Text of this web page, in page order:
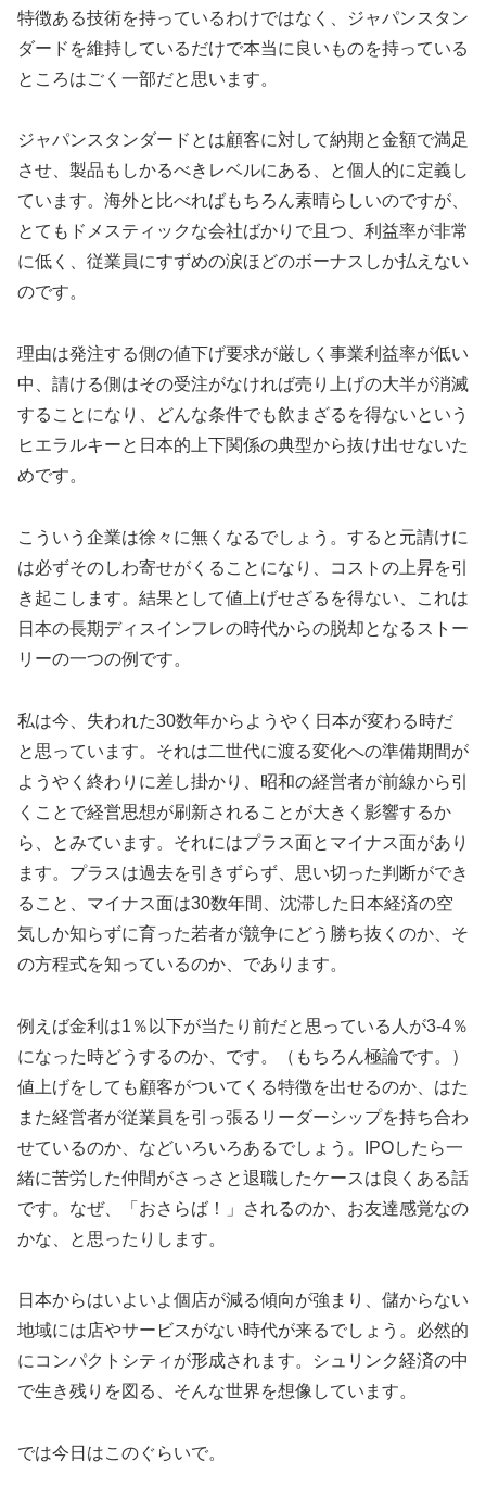
特徴ある技術を持っているわけではなく、ジャパンスタン
ダードを維持しているだけで本当に良いものを持っている
ところはごく一部だと思います。
ジャパンスタンダードとは顧客に対して納期と金額で満足
させ、製品もしかるべきレベルにある、と個人的に定義し
ています。海外と比べればもちろん素晴らしいのですが、
とてもドメスティックな会社ばかりで且つ、利益率が非常
に低く、従業員にすずめの涙ほどのボーナスしか払えない
のです。
理由は発注する側の値下げ要求が厳しく事業利益率が低い
中、請ける側はその受注がなければ売り上げの大半が消滅
することになり、どんな条件でも飲まざるを得ないという
ヒエラルキーと日本的上下関係の典型から抜け出せないた
めです。
こういう企業は徐々に無くなるでしょう。すると元請けに
は必ずそのしわ寄せがくることになり、コストの上昇を引
き起こします。結果として値上げせざるを得ない、これは
日本の長期ディスインフレの時代からの脱却となるストー
リーの一つの例です。
私は今、失われた30数年からようやく日本が変わる時だ
と思っています。それは二世代に渡る変化への準備期間が
ようやく終わりに差し掛かり、昭和の経営者が前線から引
くことで経営思想が刷新されることが大きく影響するか
ら、とみています。それにはプラス面とマイナス面があり
ます。プラスは過去を引きずらず、思い切った判断ができ
ること、マイナス面は30数年間、沈滞した日本経済の空
気しか知らずに育った若者が競争にどう勝ち抜くのか、そ
の方程式を知っているのか、であります。
例えば金利は1％以下が当たり前だと思っている人が3-4％
になった時どうするのか、です。（もちろん極論です。）
値上げをしても顧客がついてくる特徴を出せるのか、はた
また経営者が従業員を引っ張るリーダーシップを持ち合わ
せているのか、などいろいろあるでしょう。IPOしたら一
緒に苦労した仲間がさっさと退職したケースは良くある話
です。なぜ、「おさらば！」されるのか、お友達感覚なの
かな、と思ったりします。
日本からはいよいよ個店が減る傾向が強まり、儲からない
地域には店やサービスがない時代が来るでしょう。必然的
にコンパクトシティが形成されます。シュリンク経済の中
で生き残りを図る、そんな世界を想像しています。
では今日はこのぐらいで。